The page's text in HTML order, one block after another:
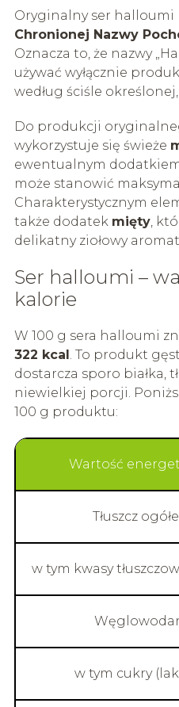
Oryginalny ser halloumi
Chronionej Nazwy
Oznacza to, że nazwy
używać wyłącznie
według ściśle
Do produkcji
wykorzystuje się świeże
ewentualnym
może stanowić
Charakterystycznym
także dodatek mięty,
delikatny ziołowy
Ser halloumi –
kalorie
W 100 g sera halloumi
322 kcal . To produkt
dostarcza sporo białka,
niewielkiej porcji.
100 g produktu:
Wartość
Tłuszcz
w tym kwasy
w tym cukry